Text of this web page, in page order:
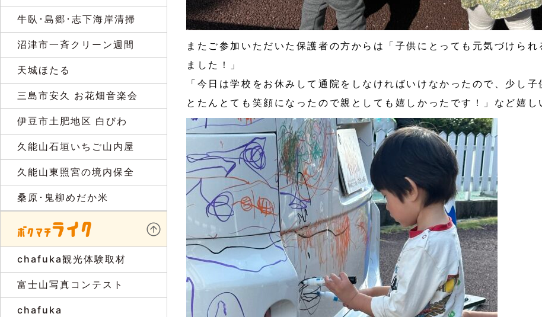
牛臥･島郷･志下海岸清掃
沼津市一斉クリーン週間
天城ほたる
三島市安久 お花畑音楽会
伊豆市土肥地区 白びわ
久能山石垣いちご山内屋
久能山東照宮の境内保全
桑原･鬼柳めだか米
chafuka観光体験取材
富士山写真コンテスト
chafuka
またご参加いただいた保護者の方からは「子供にとっても元気づけら
ました！」
「今日は学校をお休みして通院をしなければいけなかったので、少し
とたんとても笑顔になったので親としても嬉しかったです！」など嬉し